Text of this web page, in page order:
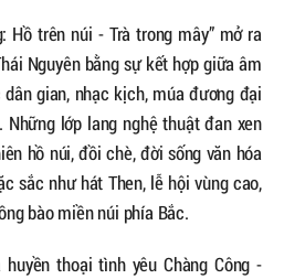
Hồ trên núi - Trà trong mây” mở ra
Nguyên bằng sự kết hợp giữa âm
gian, nhạc kịch, múa đương đại
Những lớp lang nghệ thuật đan xen
hồ núi, đồi chè, đời sống văn hóa
sắc như hát Then, lễ hội vùng cao,
bào miền núi phía Bắc.
thoại tình yêu Chàng Công -